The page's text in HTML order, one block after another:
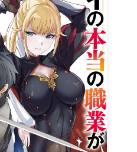
お問い合わせはこちら
ップ文庫
ップノベルス
プノベルスf